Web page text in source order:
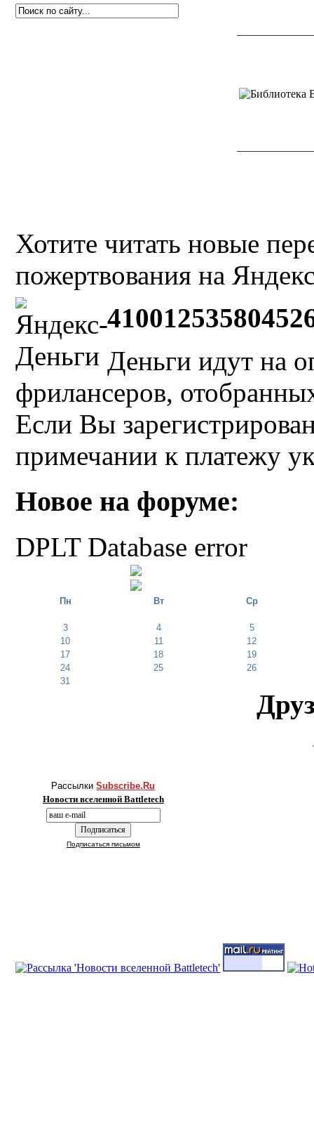
Хотите читать новые
пожертвования на
Деньги идут на
фрилансеров,
Если Вы
примечании к платежу
Новое на форуме:
DPLT Database error
Пн Вт Ср
3 4
5
10
11
12
17
18
19
24
25
26
31
РассылкиSubscribe.Ru
Новости вселенной Battletech
Подписаться письмом